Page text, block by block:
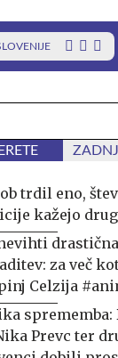
trdil eno,
kažejo
drastična
za več
Celzija
sprememba:
Prevc ter